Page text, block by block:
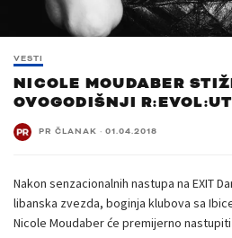
VESTI
NICOLE MOUDABER
OVOGODIŠNJI
PR ČLANAK · 01.04.2018
Nakon senzacionalnih nastupa na EXIT
libanska zvezda, boginja klubova sa
Nicole Moudaber će premijerno nastupiti